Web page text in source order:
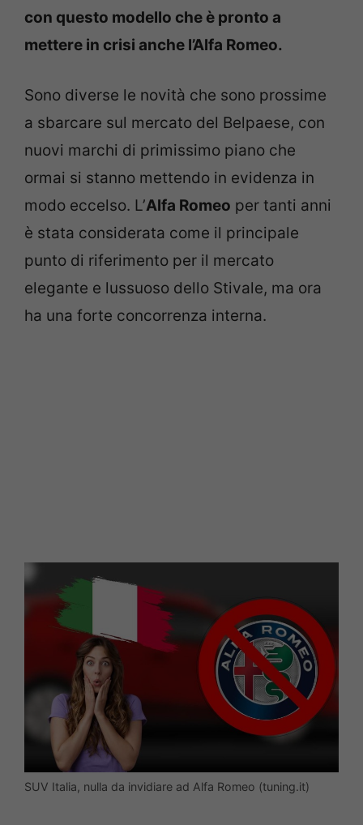
con questo modello che è pronto a
mettere in crisi anche l’Alfa Romeo.
Sono diverse le novità che sono prossime
a sbarcare sul mercato del Belpaese, con
nuovi marchi di primissimo piano che
ormai si stanno mettendo in evidenza in
modo eccelso. L’Alfa Romeo per tanti anni
è stata considerata come il principale
punto di riferimento per il mercato
elegante e lussuoso dello Stivale, ma ora
ha una forte concorrenza interna.
SUV Italia, nulla da invidiare ad Alfa Romeo (tuning.it)